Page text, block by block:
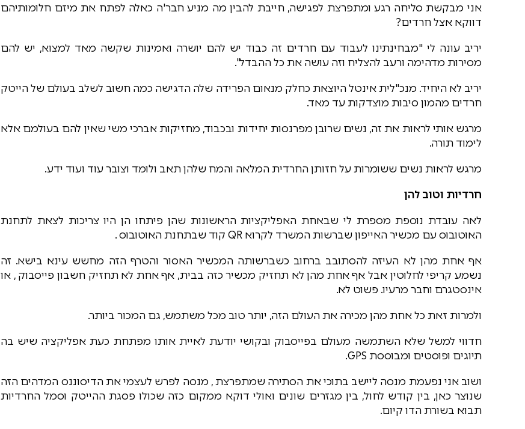
אני מבקשת סליחה רגע ומתפרצת לפגישה, חייבת להבין מה מניע חבר'ה כאלה לפתח את מיזם חלומותיהם
דווקא אצל חרדים?
יריב עונה לי "מבחינתינו לעבוד עם חרדים זה כבוד יש להם יושרה ואמינות שקשה מאד למצוא, יש להם
מסירות מדהימה ורעב להצליח וזה עושה את כל ההבדל".
יריב לא היחיד. מנכ"לית אינטל היוצאת כחלק מנאום הפרידה שלה הדגישה כמה חשוב לשלב בעולם של הייטק
חרדים מהמון סיבות מוצדקות עד מאד.
מרגש אותי לראות את זה, נשים שרובן מפרנסות יחידות ובכבוד, מחזיקות אברכי משי שאין להם בעולמם אלא
לימוד תורה.
מרגש לראות נשים ששומרות על חזותן החרדית המלאה והמח שלהן תאב ולומד וצובר עוד ועוד ידע.
חרדיות וטוב להן
לאה עובדת נוספת מספרת לי שבאחת האפליקציות הראשונות שהן פיתחו הן היו צריכות לצאת לתחנת
האוטובוס עם מכשיר האייפון שברשות המשרד לקרוא QR קוד שבתחנת האוטובוס .
אף אחת מהן לא העיזה להסתובב ברחוב כשברשותה המכשיר האסור והטרף הזה מחשש עינא בישא. זה
נשמע קריפי לחלוטין אבל אף אחת מהן לא תחזיק מכשיר כזה בבית, אף אחת לא תחזיק חשבון פייסבוק , או
אינסטגרם וחבר מרעיו. פשוט לא.
ולמרות זאת כל אחת מהן מכירה את העולם הזה, יותר טוב מכל משתמש, גם המכור ביותר.
חדווי למשל שלא השתמשה מעולם בפייסבוק ובקושי יודעת לאיית אותו מפתחת כעת אפליקציה שיש בה
תיוגים ופוסטים ומבוססת GPS.
ושוב אני נפעמת מנסה ליישב בתוכי את הסתירה שמתפרצת , מנסה לפרש לעצמי את הדיסוננס המדהים הזה
שנוצר כאן, בין קודש לחול, בין מגזרים שונים ואולי דוקא ממקום כזה שכולו פסגת ההייטק וסמל החרדיות
תבוא בשורת הדו קיום.